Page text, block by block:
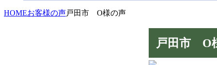
HOMEお客様の声戸田市 O様の声
戸田市 O